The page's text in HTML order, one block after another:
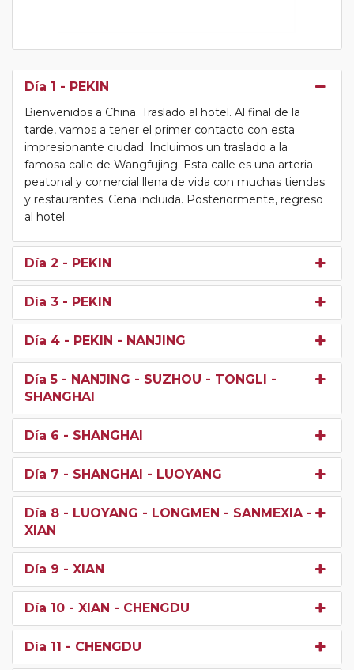
Día 1 - PEKIN
Bienvenidos a China. Traslado al hotel. Al final de la
tarde, vamos a tener el primer contacto con esta
impresionante ciudad. Incluimos un traslado a la
famosa calle de Wangfujing. Esta calle es una arteria
peatonal y comercial llena de vida con muchas tiendas
y restaurantes. Cena incluida. Posteriormente, regreso
al hotel.
Día 2 - PEKIN
Día 3 - PEKIN
Día 4 - PEKIN - NANJING
Día 5 - NANJING - SUZHOU - TONGLI -
SHANGHAI
Día 6 - SHANGHAI
Día 7 - SHANGHAI - LUOYANG
Día 8 - LUOYANG - LONGMEN - SANMEXIA -
XIAN
Día 9 - XIAN
Día 10 - XIAN - CHENGDU
Día 11 - CHENGDU